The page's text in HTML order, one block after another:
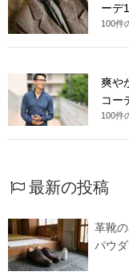
ーデ
100件
爽や
コー
100件
最新の投稿
革靴
パウ